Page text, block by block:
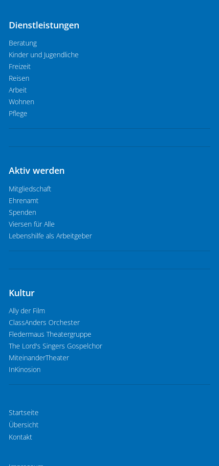
Dienstleistungen
Beratung
Kinder und Jugendliche
Freizeit
Reisen
Arbeit
Wohnen
Pflege
Aktiv werden
Mitgliedschaft
Ehrenamt
Spenden
Viersen für Alle
Lebenshilfe als Arbeitgeber
Kultur
Ally der Film
ClassAnders Orchester
Fledermaus Theatergruppe
The Lord's Singers Gospelchor
MiteinanderTheater
InKinosion
Startseite
Übersicht
Kontakt